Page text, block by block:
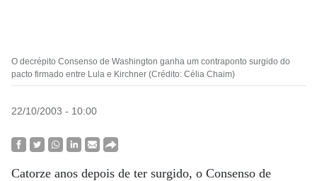
O decrépito Consenso de Washington ganha um contraponto surgido do
pacto firmado entre Lula e Kirchner (Crédito: Célia Chaim)
22/10/2003 - 10:00
Catorze anos depois de ter surgido, o Consenso de